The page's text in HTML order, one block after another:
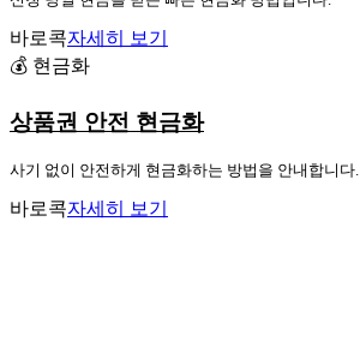
바로콕자세히 보기
💰 현금화
상품권 안전 현금화
사기 없이 안전하게 현금화하는 방법을 안내합니다.
바로콕자세히 보기